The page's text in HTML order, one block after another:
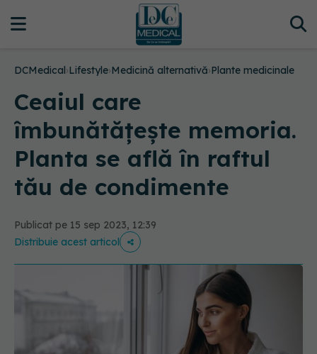
DCMedical›Lifestyle›Medicină alternativă›Plante medicinale
Ceaiul care
îmbunătățește memoria.
Planta se află în raftul
tău de condimente
Publicat pe 15 sep 2023, 12:39
Distribuie acest articol